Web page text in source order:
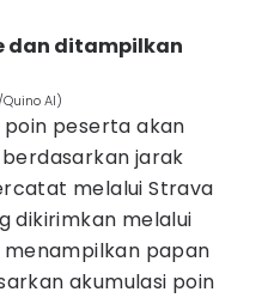
dan ditampilkan
Al)
peserta akan
jarak
melalui Strava
dikirimkan melalui
menampilkan papan
akumulasi poin